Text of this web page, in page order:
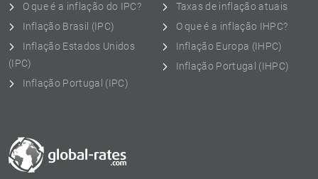
O que é a inflação do IPC?
Inflação Brasil (IPC)
Inflação Estados Unidos
(IPC)
Inflação Portugal (IPC)
Taxas de inflação atuais
O que é a inflação IHPC?
Inflação Europa (IHPC)
Inflação Portugal (IHPC)